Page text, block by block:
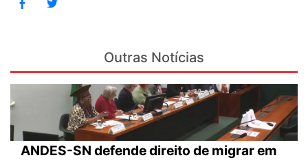
Outras Notícias
ANDES-SN defende direito de migrar em